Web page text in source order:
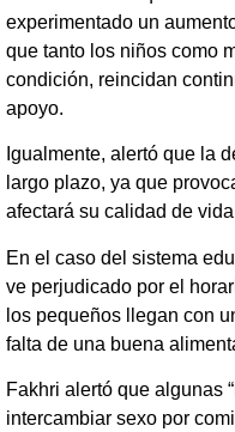
experimentado un
que tanto los niños como
condición, reincidan
apoyo.
Igualmente, alertó que la
largo plazo, ya que
afectará su calidad de
En el caso del sistema
ve perjudicado por el
los pequeños llegan con
falta de una buena
Fakhri alertó que algunas
intercambiar sexo por